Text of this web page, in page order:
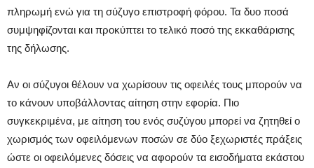
πληρωμή ενώ για τη σύζυγο επιστροφή φόρου. Τα δυο ποσά
συμψηφίζονται και προκύπτει το τελικό ποσό της εκκαθάρισης
της δήλωσης.
Αν οι σύζυγοι θέλουν να χωρίσουν τις οφειλές τους μπορούν να
το κάνουν υποβάλλοντας αίτηση στην εφορία. Πιο
συγκεκριμένα, με αίτηση του ενός συζύγου μπορεί να ζητηθεί ο
χωρισμός των οφειλόμενων ποσών σε δύο ξεχωριστές πράξεις
ώστε οι οφειλόμενες δόσεις να αφορούν τα εισοδήματα εκάστου